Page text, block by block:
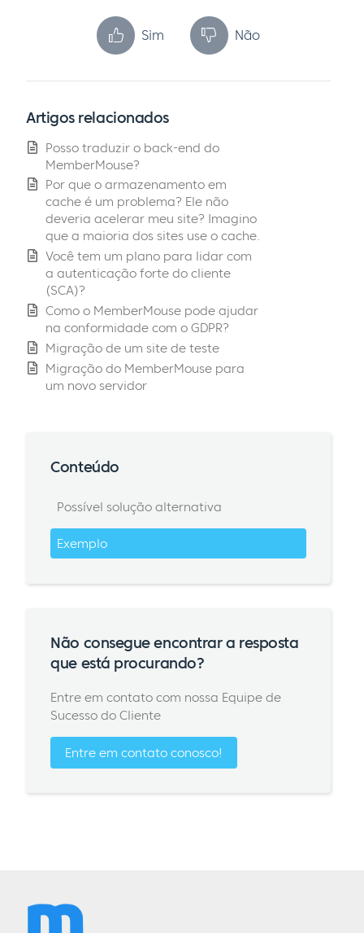
Sim Não
Artigos relacionados
Posso traduzir o back-end do
MemberMouse?
Por que o armazenamento em
cache é um problema? Ele não
deveria acelerar meu site? Imagino
que a maioria dos sites use o cache.
Você tem um plano para lidar com
a autenticação forte do cliente
(SCA)?
Como o MemberMouse pode ajudar
na conformidade com o GDPR?
Migração de um site de teste
Migração do MemberMouse para
um novo servidor
Conteúdo
Possível solução alternativa
Exemplo
Não consegue encontrar a resposta
que está procurando?
Entre em contato com nossa Equipe de
Sucesso do Cliente
Entre em contato conosco!